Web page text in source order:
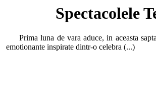
Spectacolele
Prima luna de vara aduce, in aceasta
emotionante inspirate dintr-o celebra (...)